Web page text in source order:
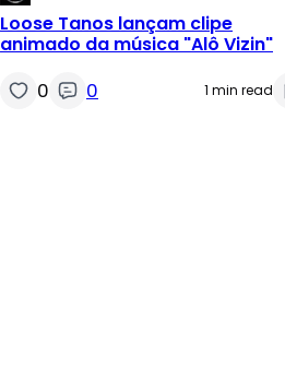
Loose Tanos lançam clipe
animado da música "Alô Vizin"
0 0 1 min read